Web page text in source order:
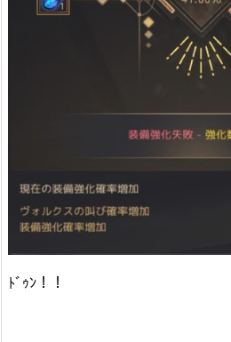
ﾄﾞｩﾝ！！